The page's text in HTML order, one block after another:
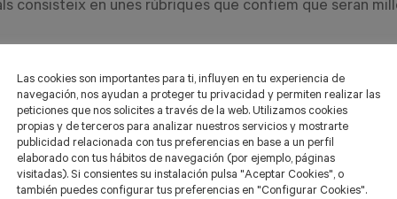
consisteix en unes rúbriques que confiem que seran
a la prova pilot ens reafirma en el plantejament que
que el text ha de ser un dels protagonistes en
lingüístics i que l’objectivitat en el discurs ha de
Las cookies son importantes para ti, influyen en tu experiencia de
navegación, nos ayudan a proteger tu privacidad y permiten realizar las
peticiones que nos solicites a través de la web. Utilizamos cookies
propias y de terceros para analizar nuestros servicios y mostrarte
publicidad relacionada con tus preferencias en base a un perfil
elaborado con tus hábitos de navegación (por ejemplo, páginas
visitadas). Si consientes su instalación pulsa "Aceptar Cookies", o
también puedes configurar tus preferencias en "Configurar Cookies".